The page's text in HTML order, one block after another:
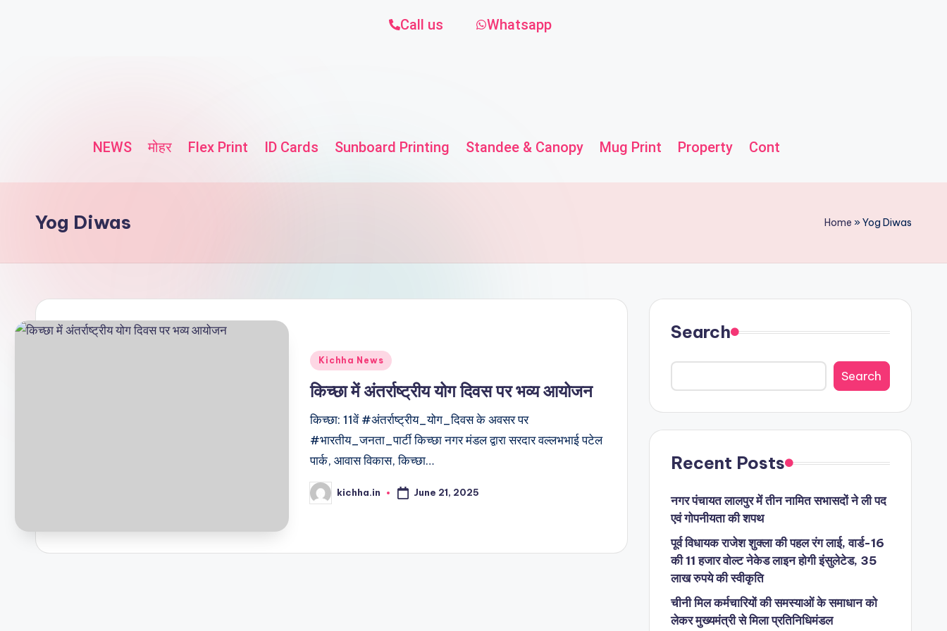
Call us Whatsapp
NEWS मोहर Flex Print ID Cards Sunboard Printing Standee & Canopy Mug Print Property Contact us
Yog Diwas Home »Yog Diwas
Kichha News
किच्छा में अंतर्राष्ट्रीय योग दिवस पर भव्य आयोजन
किच्छा: 11वें #अंतर्राष्ट्रीय_योग_दिवस के अवसर पर
#भारतीय_जनता_पार्टी किच्छा नगर मंडल द्वारा सरदार वल्लभभाई पटेल
पार्क, आवास विकास, किच्छा…
kichha.in June 21, 2025
Search
Search
Recent Posts
नगर पंचायत लालपुर में तीन नामित सभासदों ने ली पद
एवं गोपनीयता की शपथ
पूर्व विधायक राजेश शुक्ला की पहल रंग लाई, वार्ड-16
की 11 हजार वोल्ट नेकेड लाइन होगी इंसुलेटेड, 35
लाख रुपये की स्वीकृति
चीनी मिल कर्मचारियों की समस्याओं के समाधान को
लेकर मुख्यमंत्री से मिला प्रतिनिधिमंडल